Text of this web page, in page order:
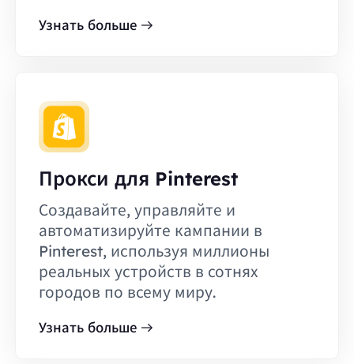
Узнать больше
Прокси для Pinterest
Создавайте, управляйте и
автоматизируйте кампании в
Pinterest, используя миллионы
реальных устройств в сотнях
городов по всему миру.
Узнать больше